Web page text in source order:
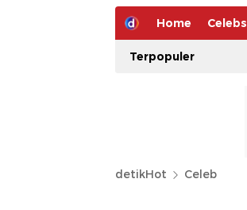
Home Celebs
Terpopuler
detikHot Celeb